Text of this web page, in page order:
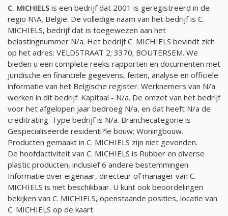
C. MICHIELS is een bedrijf dat 2001 is geregistreerd in de
regio N\A, België. De volledige naam van het bedrijf is C.
MICHIELS, bedrijf dat is toegewezen aan het
belastingnummer N/a. Het bedrijf C. MICHIELS bevindt zich
op het adres: VELDSTRAAT 2; 3370; BOUTERSEM. We
bieden u een complete reeks rapporten en documenten met
juridische en financiële gegevens, feiten, analyse en officiële
informatie van het Belgische register. Werknemers van N/a
werken in dit bedrijf. Kapitaal - N/a. De omzet van het bedrijf
voor het afgelopen jaar bedroeg N/a, en dat heeft N/a de
creditrating. Type bedrijf is N/a. Branchecategorie is
Gespecialiseerde residenti?le bouw; Woningbouw.
Producten gemaakt in C. MICHIELS zijn niet gevonden.
De hoofdactiviteit van C. MICHIELS is Rubber en diverse
plastic producten, inclusief 6 andere bestemmingen.
Informatie over eigenaar, directeur of manager van C.
MICHIELS is niet beschikbaar. U kunt ook beoordelingen
bekijken van C. MICHIELS, openstaande posities, locatie van
C. MICHIELS op de kaart.